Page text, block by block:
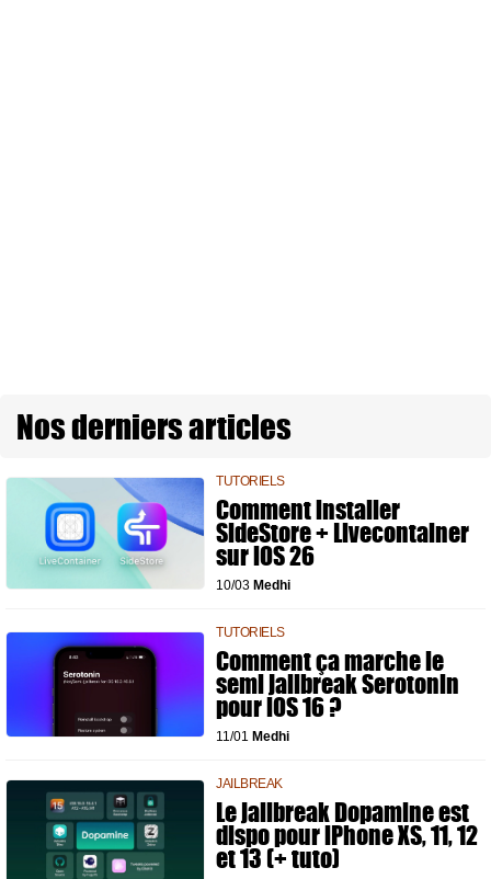
Nos derniers articles
TUTORIELS
Comment installer
SideStore + Livecontainer
sur iOS 26
10/03 Medhi
TUTORIELS
Comment ça marche le
semi jailbreak Serotonin
pour iOS 16 ?
11/01 Medhi
JAILBREAK
Le jailbreak Dopamine est
dispo pour iPhone XS, 11, 12
et 13 (+ tuto)